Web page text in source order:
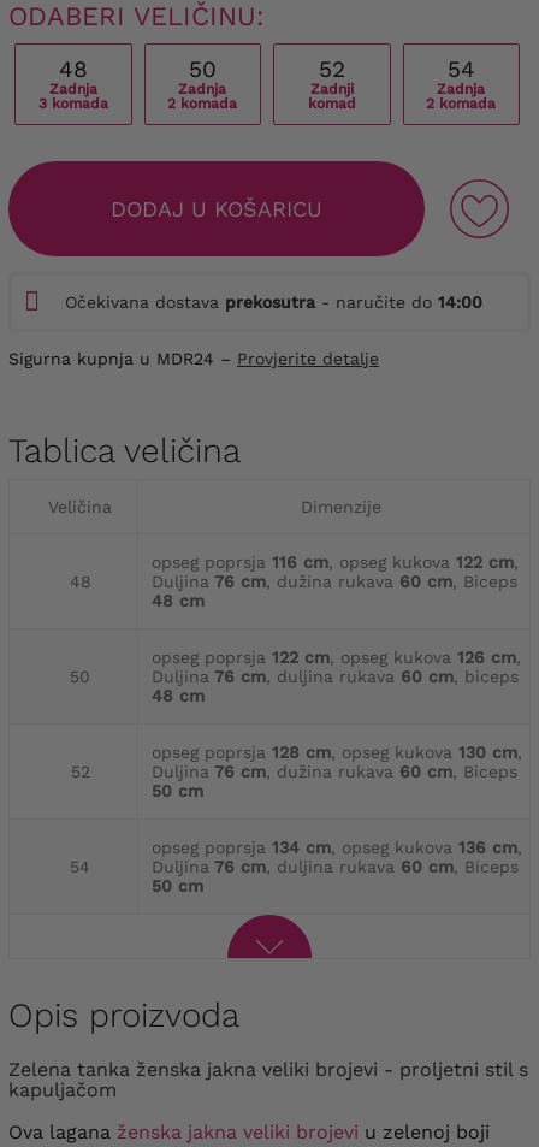
ODABERI VELIČINU:
48
Zadnja
3 komada
50
Zadnja
2 komada
52
Zadnji
komad
54
Zadnja
2 komada
DODAJ U KOŠARICU
Očekivana dostava prekosutra - naručite do 14:00
Sigurna kupnja u MDR24 – Provjerite detalje
Tablica veličina
Veličina Dimenzije
48
opseg poprsja 116 cm, opseg kukova 122 cm,
Duljina 76 cm, dužina rukava 60 cm, Biceps
48 cm
50
opseg poprsja 122 cm, opseg kukova 126 cm,
Duljina 76 cm, duljina rukava 60 cm, biceps
48 cm
52
opseg poprsja 128 cm, opseg kukova 130 cm,
Duljina 76 cm, dužina rukava 60 cm, Biceps
50 cm
54
opseg poprsja 134 cm, opseg kukova 136 cm,
Duljina 76 cm, duljina rukava 60 cm, Biceps
50 cm
Opis proizvoda
Zelena tanka ženska jakna veliki brojevi - proljetni stil s
kapuljačom
Ova lagana ženska jakna veliki brojevi u zelenoj boji